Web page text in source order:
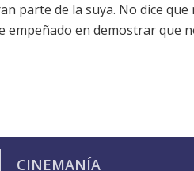
parte de la suya. No dice que
empeñado en demostrar que
CINEMANÍA